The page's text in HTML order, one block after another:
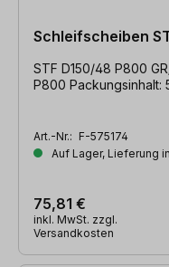
Schleifscheiben
STF D150/48 P800 GR/50
P800 Packungsinhalt:
Art.-Nr.: F-575174
Auf Lager, Lieferung
75,81 €
inkl. MwSt. zzgl.
Versandkosten